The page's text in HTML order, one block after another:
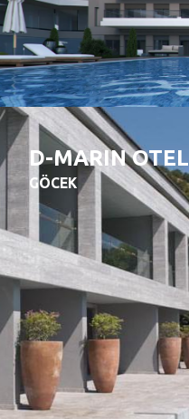
D-MARIN OTEL
GÖCEK